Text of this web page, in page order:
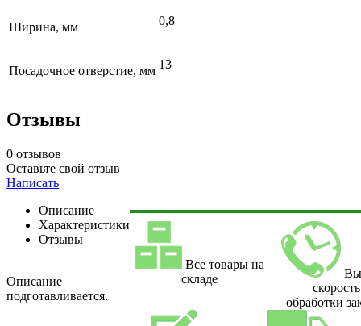
Ширина, мм 0,8
Посадочное отверстие, мм 13
Отзывы
0 отзывов
Оставьте свой отзыв
Написать
Описание
Характеристики
Отзывы
Описание
подготавливается.
Все товары на
складе
скорость
обработки